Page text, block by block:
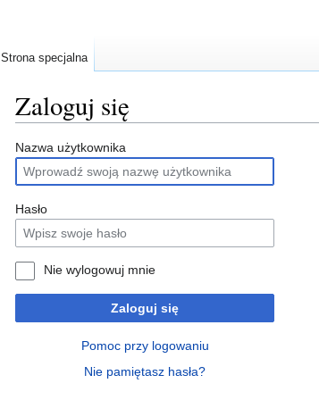
Zaloguj się
Przejdź
do
nawigacji
Przejdź
do
wyszukiwania
Nazwa użytkownika
Hasło
Nie wylogowuj mnie
Zaloguj się
Pomoc przy logowaniu
Nie pamiętasz hasła?
Strona specjalna